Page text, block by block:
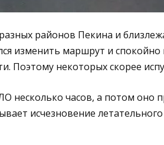
районов Пекина и
изменить маршрут и спокойно
Поэтому некоторых скорее
несколько часов, а потом оно
исчезновение